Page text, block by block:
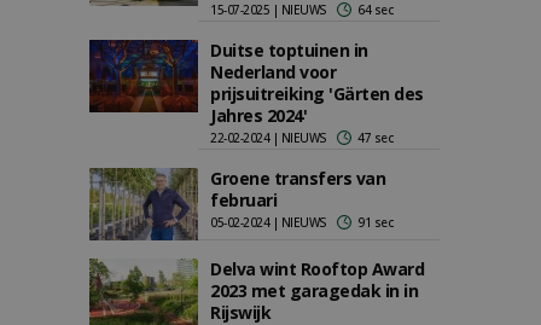
15-07-2025 | NIEUWS 64 sec
Duitse toptuinen in
Nederland voor
prijsuitreiking 'Gärten des
Jahres 2024'
22-02-2024 | NIEUWS 47 sec
Groene transfers van
februari
05-02-2024 | NIEUWS 91 sec
Delva wint Rooftop Award
2023 met garagedak in in
Rijswijk